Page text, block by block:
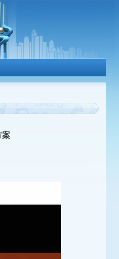
案